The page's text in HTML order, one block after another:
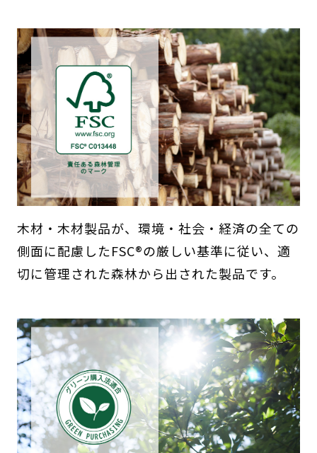
木材・木材製品が、環境・社会・経済の全ての
側面に配慮したFSC®の厳しい基準に従い、適
切に管理された森林から出された製品です。